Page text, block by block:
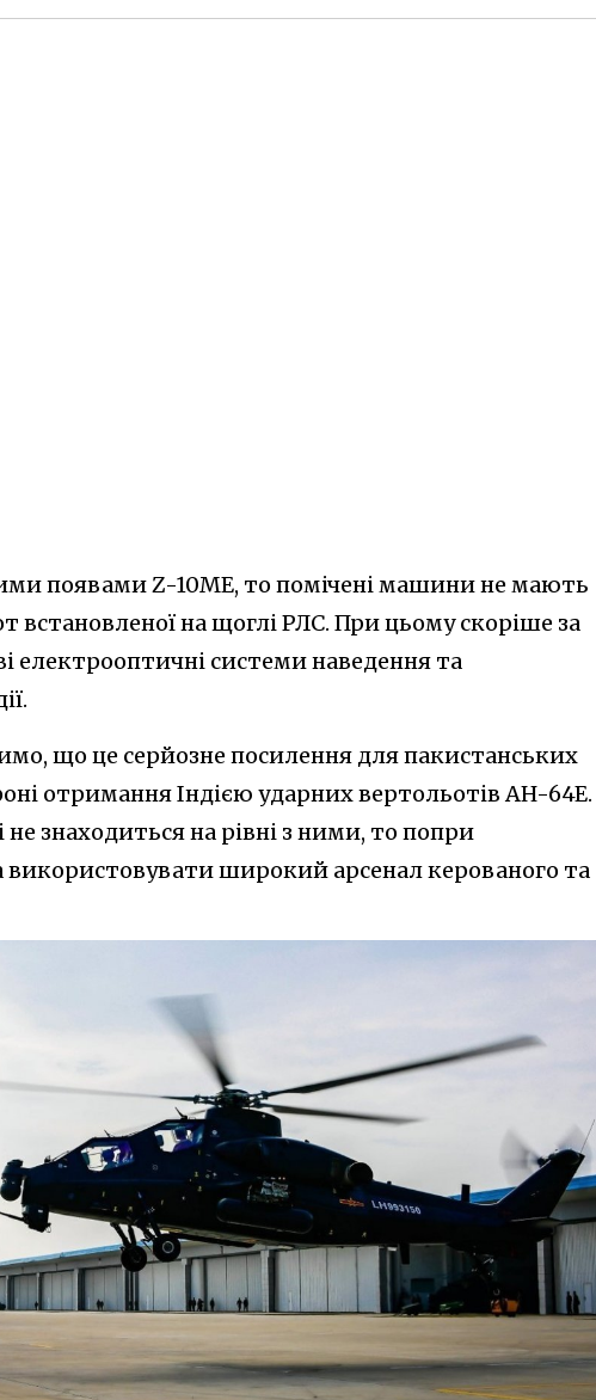
появами Z-10ME, то помічені машини не мають
встановленої на щоглі РЛС. При цьому скоріше за
електрооптичні системи наведення та
що це серйозне посилення для пакистанських
отримання Індією ударних вертольотів AH-64E.
знаходиться на рівні з ними, то попри
використовувати широкий арсенал керованого та